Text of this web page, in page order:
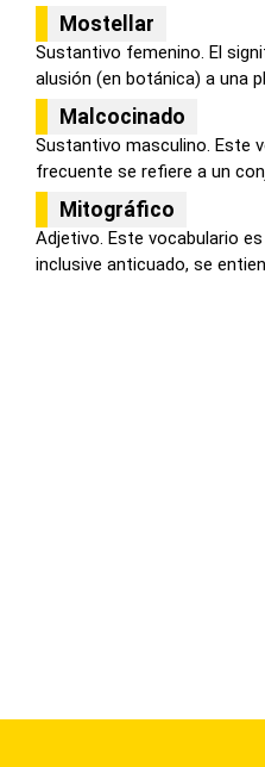
Mostellar
Sustantivo femenino. El
alusión (en botánica) a una
Malcocinado
Sustantivo masculino. Este
frecuente se refiere a un
Mitográfico
Adjetivo. Este vocabulario
inclusive anticuado, se